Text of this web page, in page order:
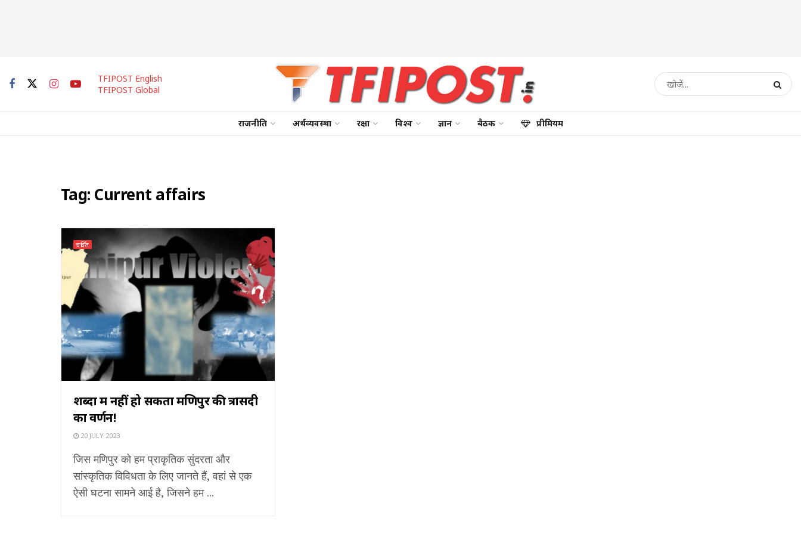
TFIPOST English
TFIPOST Global
राजनीति अर्थव्यवस्था रक्षा विश्व ज्ञान बैठक प्रीमियम
Tag: Current affairs
चर्चित
शब्दों में नहीं हो सकता मणिपुर की त्रासदी
का वर्णन!
20 JULY 2023
जिस मणिपुर को हम प्राकृतिक सुंदरता और
सांस्कृतिक विविधता के लिए जानते हैं, वहां से एक
ऐसी घटना सामने आई है, जिसने हम ...